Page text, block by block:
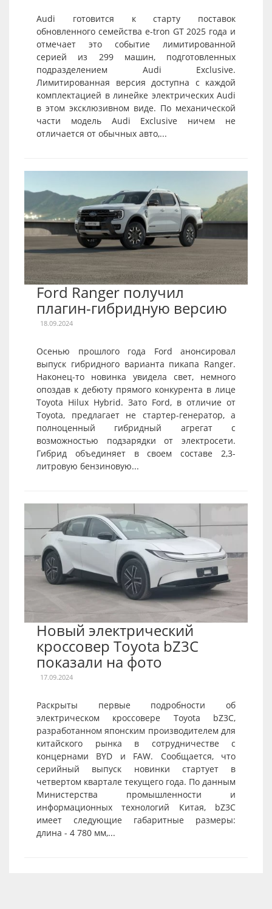
Audi готовится к старту поставок
обновленного семейства e-tron GT 2025 года и
отмечает это событие лимитированной
серией из 299 машин, подготовленных
подразделением Audi Exclusive.
Лимитированная версия доступна с каждой
комплектацией в линейке электрических Audi
в этом эксклюзивном виде. По механической
части модель Audi Exclusive ничем не
отличается от обычных авто,...
Ford Ranger получил
плагин-гибридную версию
18.09.2024
Осенью прошлого года Ford анонсировал
выпуск гибридного варианта пикапа Ranger.
Наконец-то новинка увидела свет, немного
опоздав к дебюту прямого конкурента в лице
Toyota Hilux Hybrid. Зато Ford, в отличие от
Toyota, предлагает не стартер-генератор, а
полноценный гибридный агрегат с
возможностью подзарядки от электросети.
Гибрид объединяет в своем составе 2,3-
литровую бензиновую...
Новый электрический
кроссовер Toyota bZ3C
показали на фото
17.09.2024
Раскрыты первые подробности об
электрическом кроссовере Toyota bZ3C,
разработанном японским производителем для
китайского рынка в сотрудничестве с
концернами BYD и FAW. Сообщается, что
серийный выпуск новинки стартует в
четвертом квартале текущего года. По данным
Министерства промышленности и
информационных технологий Китая, bZ3C
имеет следующие габаритные размеры:
длина - 4 780 мм,...